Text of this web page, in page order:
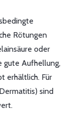
Rötungen
oder
gute Aufhellung,
erhältlich. Für
sind